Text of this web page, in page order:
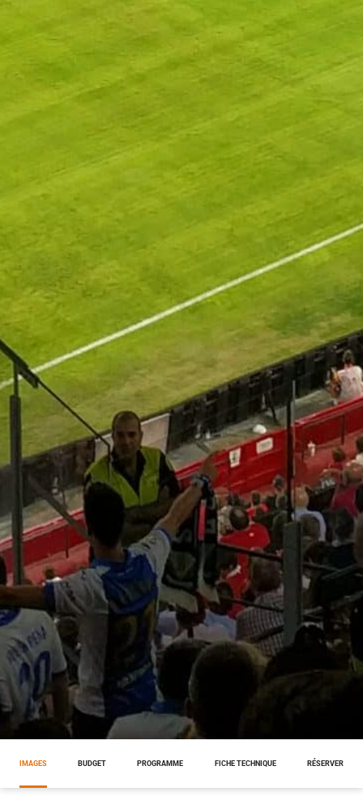
IMAGES BUDGET PROGRAMME FICHE TECHNIQUE RÉSERVER